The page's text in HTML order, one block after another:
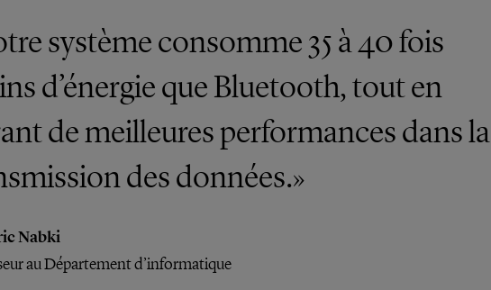
système consomme 35 à 40 fois
d’énergie que Bluetooth, tout en
de meilleures performances dans la
des données.»
Nabki
au Département d’informatique